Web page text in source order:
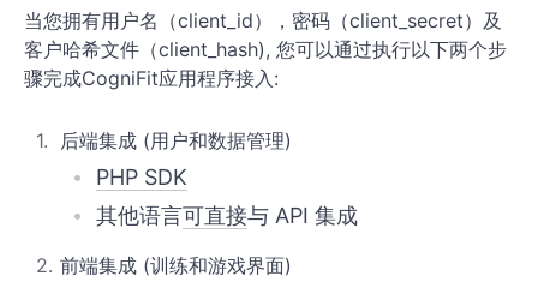
大脑游戏
制定训练计划
学术研究
会员注册
当您拥有用户名（client_id），密码（client_secret）及
客户哈希文件（client_hash), 您可以通过执行以下两个步
骤完成CogniFit应用程序接入:
后端集成 (用户和数据管理)
PHP SDK
其他语言可直接与 API 集成
前端集成 (训练和游戏界面)